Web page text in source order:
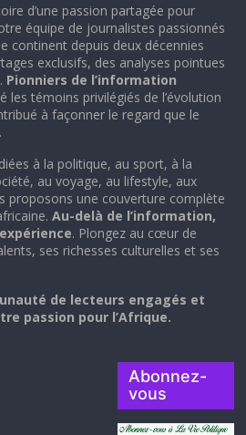
d’une passion partagée pour
équipe de journalistes passionnés
continent depuis deux décennies
exclusifs, des analyses pointues
Pionniers de l’information
les témoins privilégiés de l’évolution
à façonner le regard que le
à la politique, au sport, à la
au voyage, au lifestyle, aux
proposons une couverture complète
Au-delà de l’information,
. Plongez au cœur de
ses richesses culturelles et ses
de lecteurs engagés et
passion pour l’Afrique.
Abonnez-
vous